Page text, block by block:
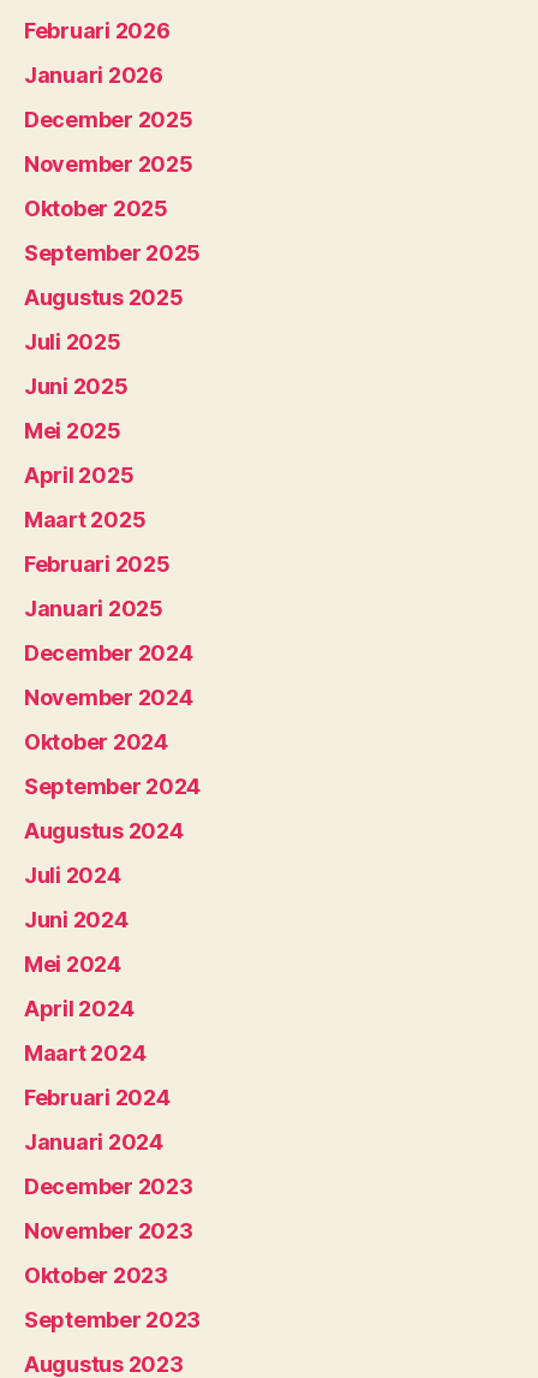
Februari 2026
Januari 2026
December 2025
November 2025
Oktober 2025
September 2025
Augustus 2025
Juli 2025
Juni 2025
Mei 2025
April 2025
Maart 2025
Februari 2025
Januari 2025
December 2024
November 2024
Oktober 2024
September 2024
Augustus 2024
Juli 2024
Juni 2024
Mei 2024
April 2024
Maart 2024
Februari 2024
Januari 2024
December 2023
November 2023
Oktober 2023
September 2023
Augustus 2023